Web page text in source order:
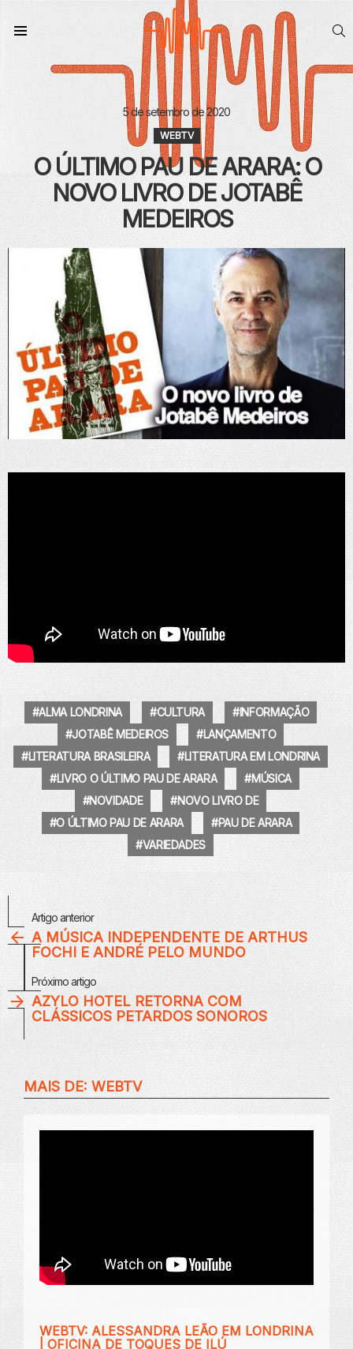
5 de setembro de 2020
WEBTV
O ÚLTIMO PAU DE ARARA: O
NOVO LIVRO DE JOTABÊ
MEDEIROS
ALMA LONDRINA CULTURA
INFORMAÇÃO
JOTABÊ MEDEIROS
LANÇAMENTO
LITERATURA BRASILEIRA
LITERATURA EM LONDRINA
LIVRO O ÚLTIMO PAU DE ARARA
MÚSICA
NOVIDADE
NOVO LIVRO DE
O ÚLTIMO PAU DE ARARA
PAU DE ARARA
VARIEDADES
MaisArtigo anterior
A MÚSICA INDEPENDENTE DE ARTHUS
FOCHI E ANDRÉ PELO MUNDO
Próximo artigo
AZYLO HOTEL RETORNA COM
CLÁSSICOS PETARDOS SONOROS
MAIS DE: WEBTV
WEBTV: ALESSANDRA LEÃO EM LONDRINA
| OFICINA DE TOQUES DE ILÚ